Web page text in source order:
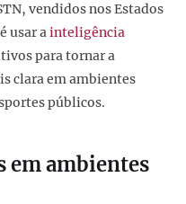
vendidos nos Estados
usar ainteligência
para tornar a
clara em ambientes
públicos.
em ambientes